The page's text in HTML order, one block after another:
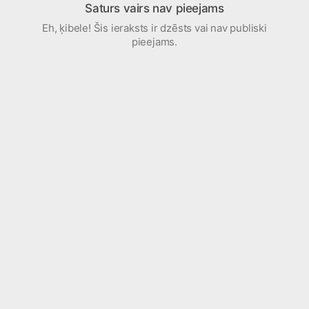
Saturs vairs nav pieejams
Eh, ķibele! Šis ieraksts ir dzēsts vai nav publiski
pieejams.